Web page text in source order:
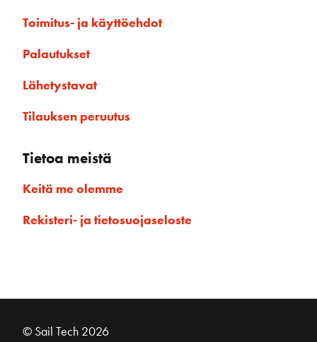
Toimitus- ja käyttöehdot
Palautukset
Lähetystavat
Tilauksen peruutus
Tietoa meistä
Keitä me olemme
Rekisteri- ja tietosuojaseloste
© Sail Tech 2026